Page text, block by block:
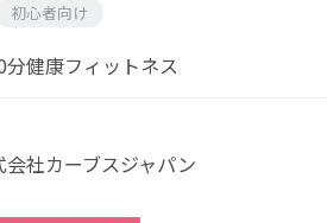
初心者向け
健康フィットネス
会社カーブスジャパン